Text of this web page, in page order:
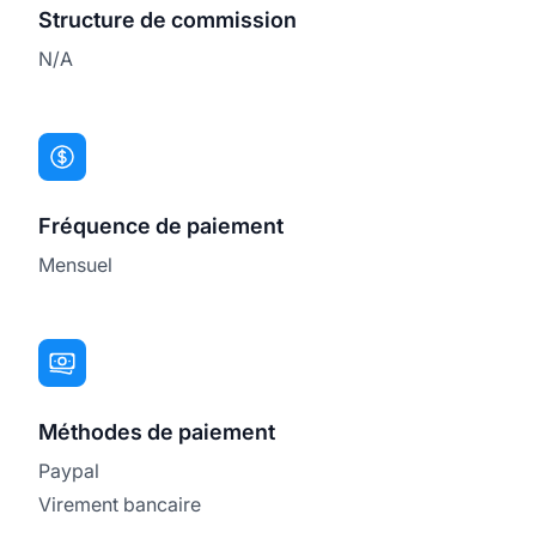
Structure de commission
N/A
Fréquence de paiement
Mensuel
Méthodes de paiement
Paypal
Virement bancaire